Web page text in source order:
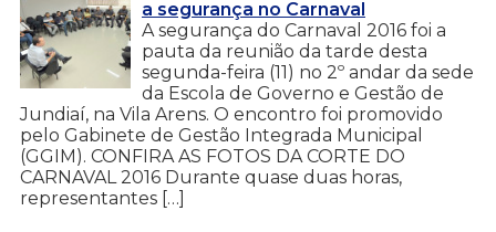
a segurança no Carnaval
A segurança do Carnaval 2016 foi a
pauta da reunião da tarde desta
segunda-feira (11) no 2º andar da sede
da Escola de Governo e Gestão de
Jundiaí, na Vila Arens. O encontro foi promovido
pelo Gabinete de Gestão Integrada Municipal
(GGIM). CONFIRA AS FOTOS DA CORTE DO
CARNAVAL 2016 Durante quase duas horas,
representantes […]